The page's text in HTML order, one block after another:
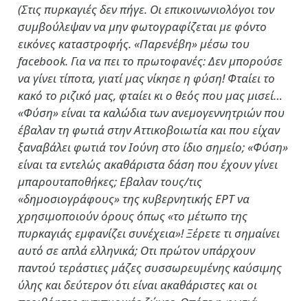
(Στις πυρκαγιές δεν πήγε. Οι επικοινωνιολόγοι τον
συμβούλεψαν να μην φωτογραφίζεται με φόντο
εικόνες καταστροφής. «Παρενέβη» μέσω του
facebook. Για να πει το πρωτοφανές: Δεν μπορούσε
να γίνει τίποτα, γιατί μας νίκησε η φύση! Φταίει το
κακό το ριζικό μας, φταίει κι ο θεός που μας μισεί…
«Φύση» είναι τα καλώδια των ανεμογεννητριών που
έβαλαν τη φωτιά στην Αττικοβοιωτία και που είχαν
ξαναβάλει φωτιά τον Ιούνη στο ίδιο σημείο; «Φύση»
είναι τα εντελώς ακαθάριστα δάση που έχουν γίνει
μπαρουταποθήκες; Εβαλαν τους/τις
«δημοσιογράφους» της κυβερνητικής ΕΡΤ να
χρησιμοποιούν όρους όπως «το μέτωπο της
πυρκαγιάς εμφανίζει συνέχεια»! Ξέρετε τι σημαίνει
αυτό σε απλά ελληνικά; Οτι πρώτον υπάρχουν
παντού τεράστιες μάζες συσσωρευμένης καύσιμης
ύλης και δεύτερον ότι είναι ακαθάριστες και οι